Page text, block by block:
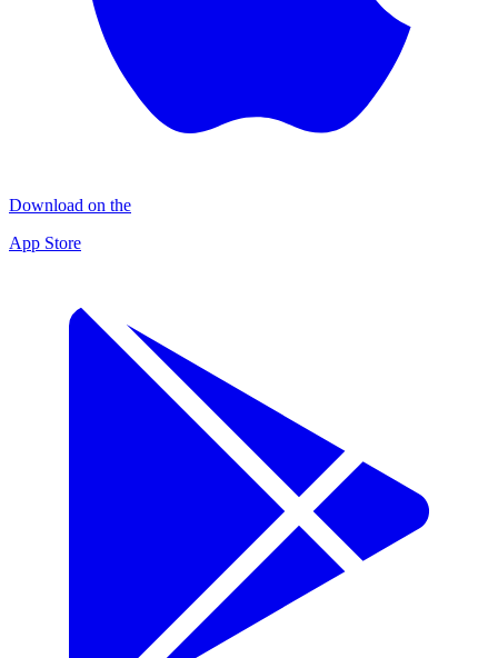
Download on the
App Store